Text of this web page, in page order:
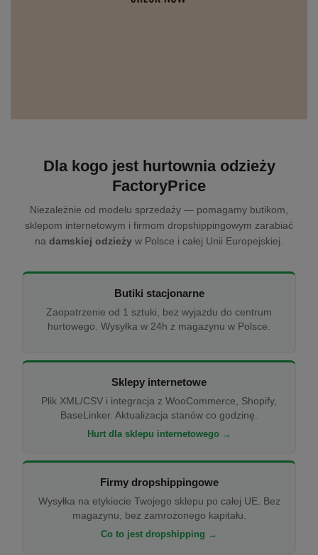
Dla kogo jest hurtownia odzieży
FactoryPrice
Niezależnie od modelu sprzedaży — pomagamy butikom,
sklepom internetowym i firmom dropshippingowym zarabiać
na damskiej odzieży w Polsce i całej Unii Europejskiej.
Butiki stacjonarne
Zaopatrzenie od 1 sztuki, bez wyjazdu do centrum
hurtowego. Wysyłka w 24h z magazynu w Polsce.
Sklepy internetowe
Plik XML/CSV i integracja z WooCommerce, Shopify,
BaseLinker. Aktualizacja stanów co godzinę.
Hurt dla sklepu internetowego →
Firmy dropshippingowe
Wysyłka na etykiecie Twojego sklepu po całej UE. Bez
magazynu, bez zamrożonego kapitału.
Co to jest dropshipping →